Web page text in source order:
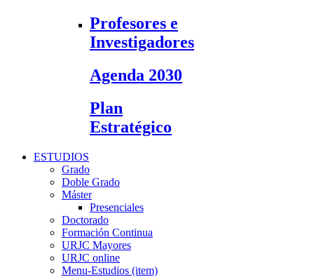
Profesores e
Investigadores
Agenda 2030
Plan
Estratégico
ESTUDIOS
Grado
Doble Grado
Máster
Presenciales
Doctorado
Formación Continua
URJC Mayores
URJC online
Menu-Estudios (item)